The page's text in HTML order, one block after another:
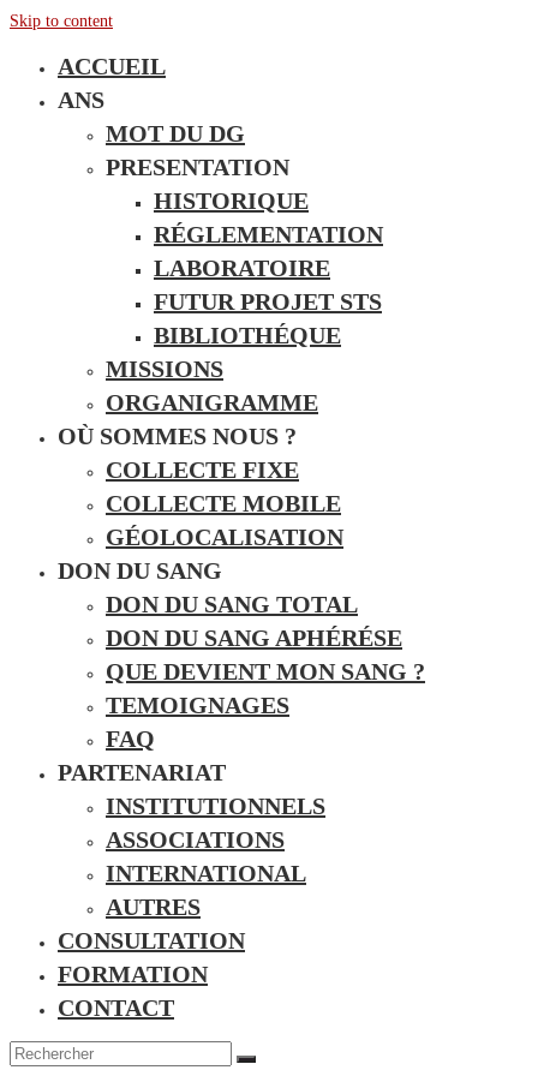
Skip to content
ACCUEIL
ANS
MOT DU DG
PRESENTATION
HISTORIQUE
RÉGLEMENTATION
LABORATOIRE
FUTUR PROJET STS
BIBLIOTHÉQUE
MISSIONS
ORGANIGRAMME
OÙ SOMMES NOUS ?
COLLECTE FIXE
COLLECTE MOBILE
GÉOLOCALISATION
DON DU SANG
DON DU SANG TOTAL
DON DU SANG APHÉRÉSE
QUE DEVIENT MON SANG ?
TEMOIGNAGES
FAQ
PARTENARIAT
INSTITUTIONNELS
ASSOCIATIONS
INTERNATIONAL
AUTRES
CONSULTATION
FORMATION
CONTACT